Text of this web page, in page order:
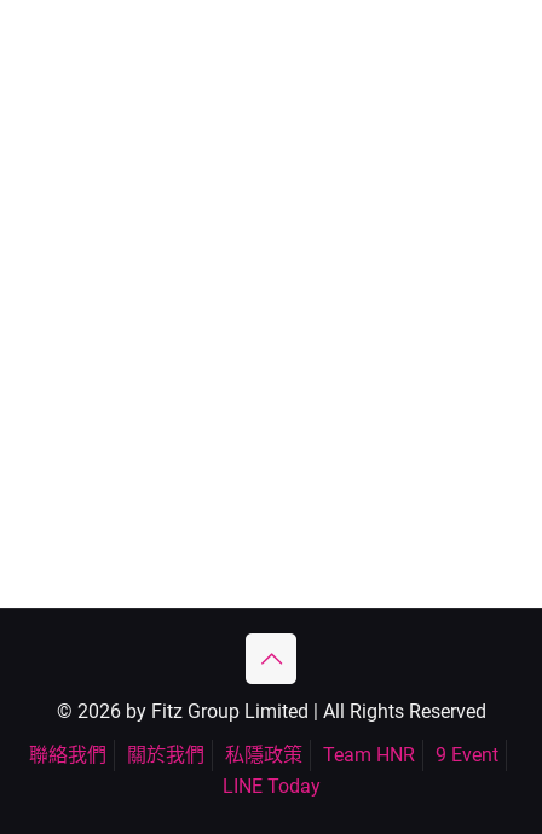
© 2026 by Fitz Group Limited | All Rights Reserved
聯絡我們
關於我們 私隱政策 Team HNR
9 Event
LINE Today